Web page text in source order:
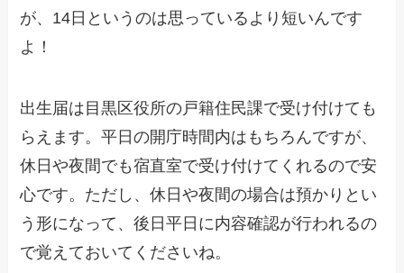
が、14日というのは思っているより短いんです
よ！
出生届は目黒区役所の戸籍住民課で受け付けても
らえます。平日の開庁時間内はもちろんですが、
休日や夜間でも宿直室で受け付けてくれるので安
心です。ただし、休日や夜間の場合は預かりとい
う形になって、後日平日に内容確認が行われるの
で覚えておいてくださいね。